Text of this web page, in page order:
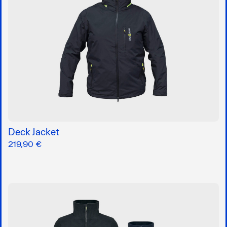
Deck Jacket
219,90 €